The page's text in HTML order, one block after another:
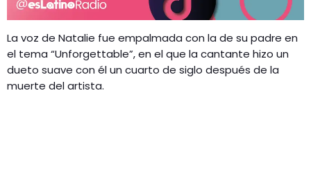
La voz de Natalie fue empalmada con la de su padre en
el tema “Unforgettable”, en el que la cantante hizo un
dueto suave con él un cuarto de siglo después de la
muerte del artista.